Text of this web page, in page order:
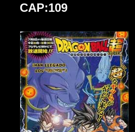
CAP:109